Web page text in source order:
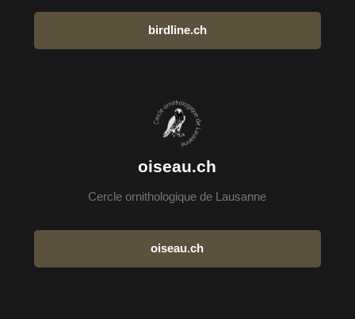
birdline.ch
oiseau.ch
Cercle ornithologique de Lausanne
oiseau.ch